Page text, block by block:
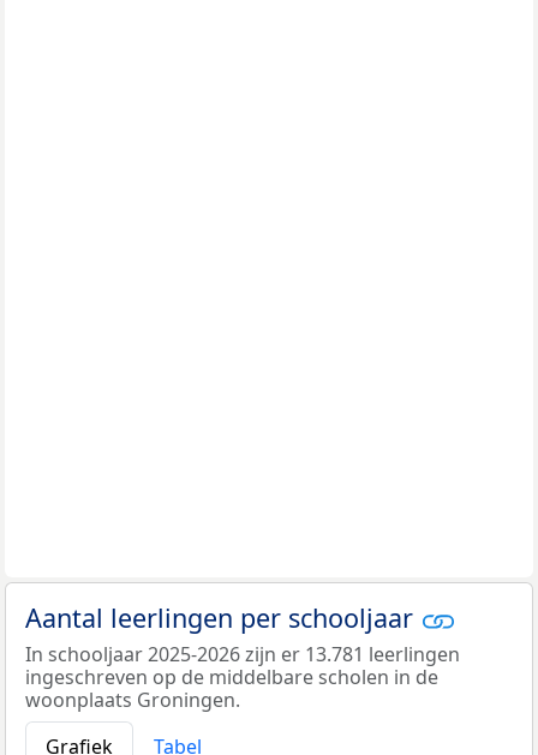
Aantal leerlingen per schooljaar
In schooljaar 2025-2026 zijn er 13.781 leerlingen
ingeschreven op de middelbare scholen in de
woonplaats Groningen.
Grafiek
Tabel